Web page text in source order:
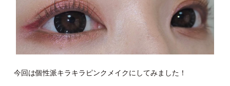
今回は個性派キラキラピンクメイクにしてみました！